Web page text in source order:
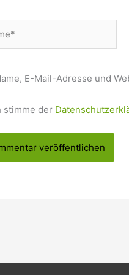
E-Mail-Adresse und
stimme der